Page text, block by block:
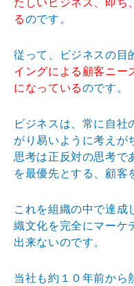
るのです。
従って、ビジネスの目
イングによる顧客ニー
になっているのです。
ビジネスは、常に自社
がり易いように考えが
思考は正反対の思考で
を最優先とする、顧客
これを組織の中で達成
織文化を完全にマーケ
出来ないのです。
当社も約１０年前から